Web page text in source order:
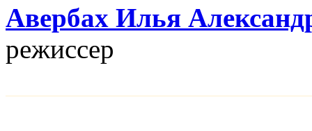
Авербах Илья
режисcер